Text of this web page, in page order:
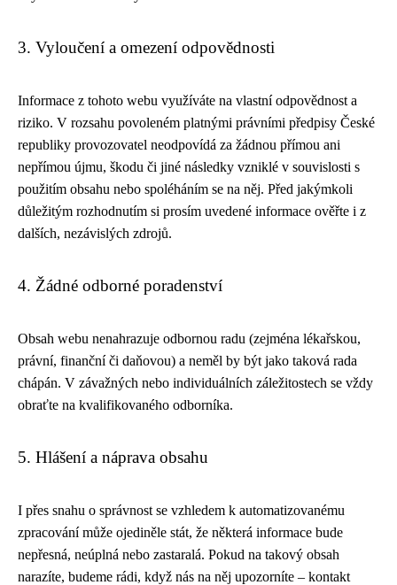
3. Vyloučení a omezení odpovědnosti
Informace z tohoto webu využíváte na vlastní odpovědnost a
riziko. V rozsahu povoleném platnými právními předpisy České
republiky provozovatel neodpovídá za žádnou přímou ani
nepřímou újmu, škodu či jiné následky vzniklé v souvislosti s
použitím obsahu nebo spoléháním se na něj. Před jakýmkoli
důležitým rozhodnutím si prosím uvedené informace ověřte i z
dalších, nezávislých zdrojů.
4. Žádné odborné poradenství
Obsah webu nenahrazuje odbornou radu (zejména lékařskou,
právní, finanční či daňovou) a neměl by být jako taková rada
chápán. V závažných nebo individuálních záležitostech se vždy
obraťte na kvalifikovaného odborníka.
5. Hlášení a náprava obsahu
I přes snahu o správnost se vzhledem k automatizovanému
zpracování může ojediněle stát, že některá informace bude
nepřesná, neúplná nebo zastaralá. Pokud na takový obsah
narazíte, budeme rádi, když nás na něj upozorníte – kontakt